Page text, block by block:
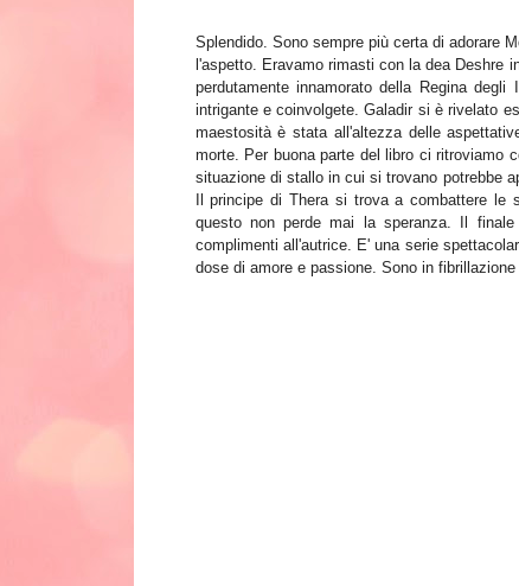
Splendido. Sono sempre più certa di adorare
l'aspetto. Eravamo rimasti con la dea Deshre
perdutamente innamorato della Regina
intrigante e coinvolgete. Galadir si è rivelato
maestosità è stata all'altezza delle
morte. Per buona parte del libro ci ritroviamo
situazione di stallo in cui si trovano potrebbe
Il principe di Thera si trova a combattere
questo non perde mai la speranza. Il
complimenti all'autrice. E' una serie
dose di amore e passione. Sono in